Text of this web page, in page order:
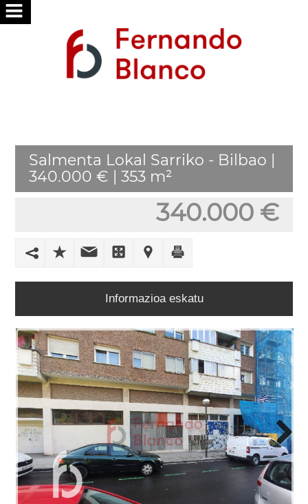
ZURE
BILA
ZAITUGU
ETXEA
GUREKIN
LOTURAK
BLOG
KONTAKTUA
Salmenta Lokal Sarriko - Bilbao |
340.000 € | 353 m²
340.000 €
Informazioa eskatu
Next